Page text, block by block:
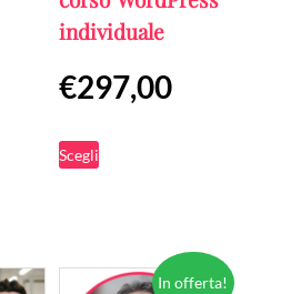
individuale
€297,00
Scegli
In offerta!